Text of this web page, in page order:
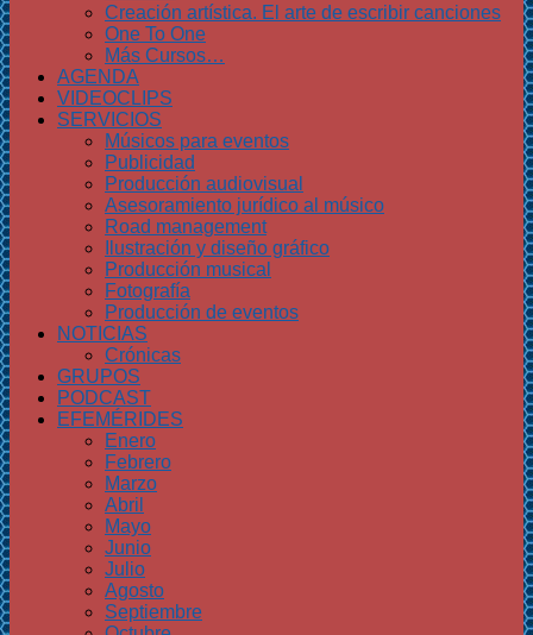
Creación artística. El arte de escribir canciones
One To One
Más Cursos…
AGENDA
VIDEOCLIPS
SERVICIOS
Músicos para eventos
Publicidad
Producción audiovisual
Asesoramiento jurídico al músico
Road management
Ilustración y diseño gráfico
Producción musical
Fotografía
Producción de eventos
NOTICIAS
Crónicas
GRUPOS
PODCAST
EFEMÉRIDES
Enero
Febrero
Marzo
Abril
Mayo
Junio
Julio
Agosto
Septiembre